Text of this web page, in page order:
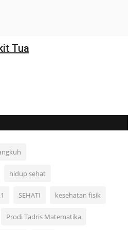
Tua
hidup sehat
SEHATI kesehatan fisik
Prodi Tadris Matematika